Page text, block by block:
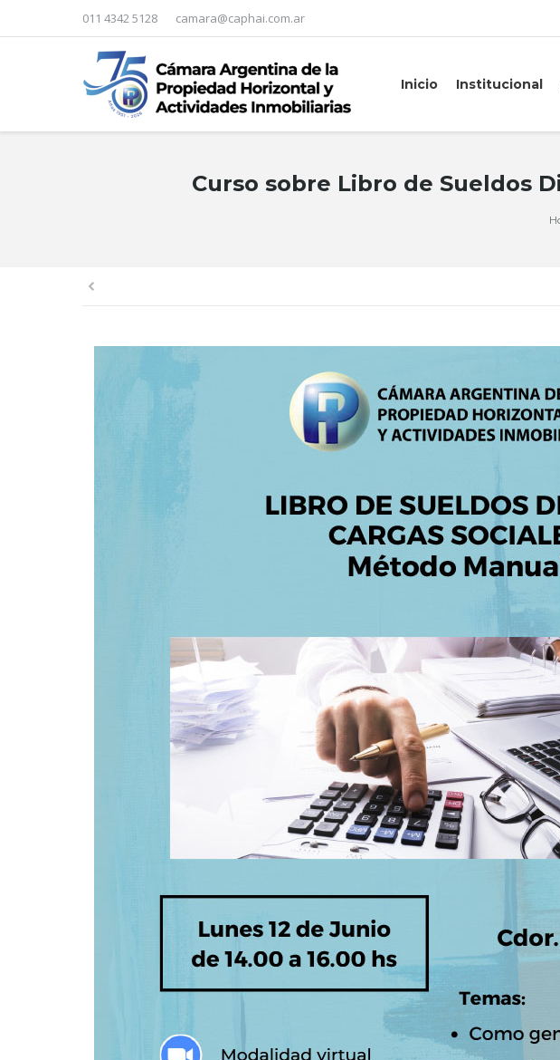
011 4342 5128 camara@caphai.com.ar
Inicio Institucional
Curso sobre Libro de Sueldos